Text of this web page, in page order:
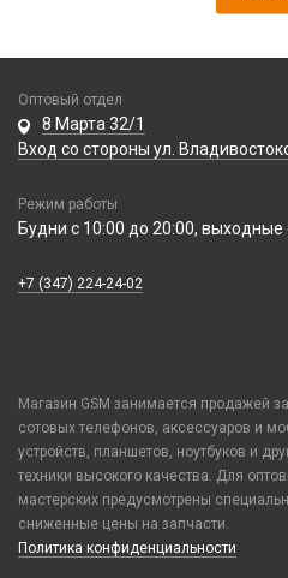
Оптовый отдел
8 Марта 32/1
Вход со стороны ул.
Режим работы
Будни с 10:00 до 20:00, выходные
+7 (347) 224-24-02
Магазин GSM занимается продажей
сотовых телефонов, аксессуаров и
устройств, планшетов, ноутбуков и
техники высокого качества. Для
мастерских предусмотрены
сниженные цены на запчасти.
Политика конфиденциальности